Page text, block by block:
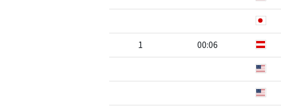
1 00:06